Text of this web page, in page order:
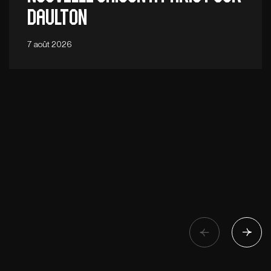
Daulton
7 août 2026